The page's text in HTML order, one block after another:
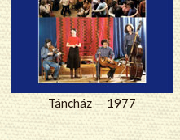
Táncház — 1977